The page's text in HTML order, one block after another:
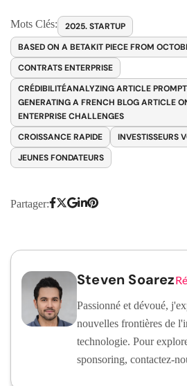
Mots Clés:
2025. STARTUP
BASED ON A BETAKIT PIECE FROM
CONTRATS ENTERPRISE
CRÉDIBILITÉANALYZING ARTICLE
GENERATING A FRENCH BLOG ARTICLE
ENTERPRISE CHALLENGES
CROISSANCE RAPIDE
INVESTISSEURS
JEUNES FONDATEURS
Partager:
Steven Soarez
Passionné et dévoué,
nouvelles frontières de
technologie. Pour
sponsoring, contactez-